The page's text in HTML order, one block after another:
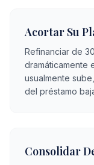
Acortar Su
Refinanciar de
dramáticamente
usualmente
del préstamo
Consolidar